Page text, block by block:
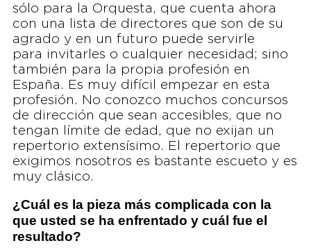
sólo para la Orquesta, que cuenta ahora
con una lista de directores que son de su
agrado y en un futuro puede servirle
para invitarles o cualquier necesidad; sino
también para la propia profesión en
España. Es muy difícil empezar en esta
profesión. No conozco muchos concursos
de dirección que sean accesibles, que no
tengan límite de edad, que no exijan un
repertorio extensísimo. El repertorio que
exigimos nosotros es bastante escueto y es
muy clásico.
¿Cuál es la pieza más complicada con la
que usted se ha enfrentado y cuál fue el
resultado?